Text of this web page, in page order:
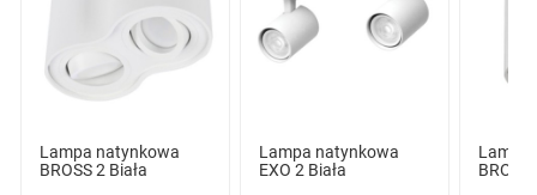
Lampa natynkowa
BROSS 2 Biała
Lampa natynkowa
EXO 2 Biała
Lampa
BROSS